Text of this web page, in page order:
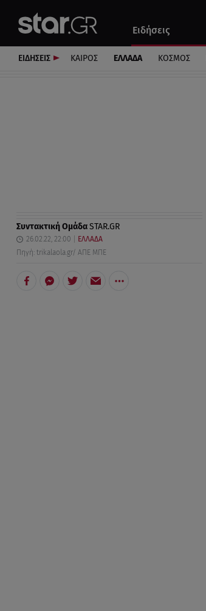
Ειδήσεις
Αυτοκίνητο
ΕΙΔΗΣΕΙΣ ΚΑΙΡΟΣ ΕΛΛΑΔΑ ΚΟΣΜΟΣ
Συντακτική ΟμάδαSTAR.GR
26.02.22, 22:00
ΕΛΛΑΔΑ
Πηγή: trikalaola.gr/ ΑΠΕ ΜΠΕ